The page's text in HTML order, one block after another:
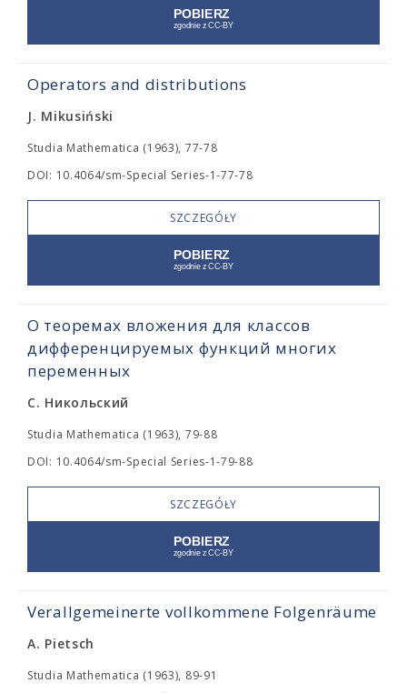
Operators and distributions
J. Mikusiński
Studia Mathematica (1963), 77-78
DOI: 10.4064/sm-Special Series-1-77-78
SZCZEGÓŁY
О теоремах вложения для классов
дифференцируемых функций многих
переменных
С. Никольский
Studia Mathematica (1963), 79-88
DOI: 10.4064/sm-Special Series-1-79-88
SZCZEGÓŁY
Verallgemeinerte vollkommene Folgenräume
A. Pietsch
Studia Mathematica (1963), 89-91